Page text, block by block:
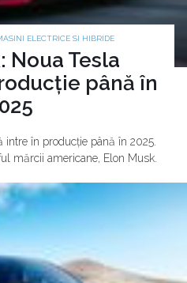
ELECTRICE SI HIBRIDE
Noua Tesla
până în
intre în producție până în 2025.
mărcii americane, Elon Musk.